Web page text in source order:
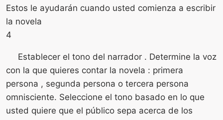
Estos le ayudarán cuando usted comienza a escribir
la novela
4
Establecer el tono del narrador . Determine la voz
con la que quieres contar la novela : primera
persona , segunda persona o tercera persona
omnisciente. Seleccione el tono basado en lo que
usted quiere que el público sepa acerca de los